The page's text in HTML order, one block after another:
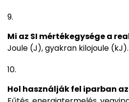
Mi az SI mértékegysége a
Joule (J), gyakran kilojoule (kJ).
Hol használják fel iparban